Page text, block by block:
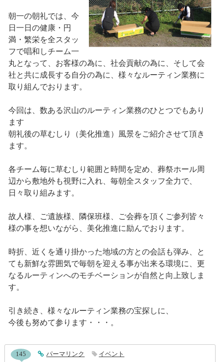
朝一の朝礼では、今
日一日の健康・円
満・繁栄を全スタッ
フで唱和しチーム一
丸となって、お客様の為に、社会貢献の為に、そして会
社と共に成長する自分の為に、様々なルーティン業務に
取り組んでおります。
今回は、数ある沢山のルーティン業務のひとつでもあり
ます
朝礼後の草むしり（美化推進）風景をご紹介させて頂き
ます。
各チーム毎に草むしり範囲と時間を定め、葬祭ホール周
辺から敷地外も視野に入れ、毎朝全スタッフ全力で、
日々取り組みます。
故人様、ご遺族様、隣保班様、ご会葬を頂くご参列皆々
様の事を想いながら、美化推進に励んでおります。
時折、近くを通り掛かった地域の方との会話も弾み、と
ても新鮮な雰囲気で毎朝を迎える事が出来る環境に、更
なるルーティンへのモチベーションが自然と向上致しま
す。
引き続き、様々なルーティン業務の宝探しに、
今後も努めて参ります・・・。
entry632コメント
145 entry632
パーマリンク イベント